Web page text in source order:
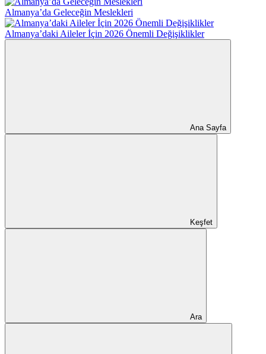
Almanya’da Geleceğin Meslekleri
Almanya’daki Aileler İçin 2026 Önemli Değişiklikler
Ana Sayfa
Keşfet
Ara